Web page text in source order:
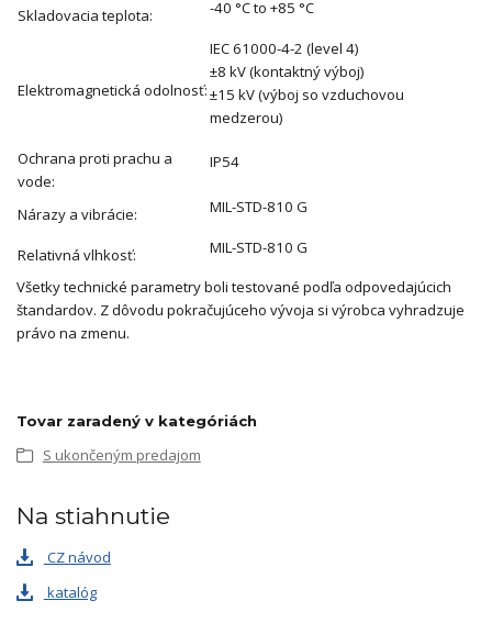
Skladovacia teplota: -40 °C to +85 °C
Elektromagnetická odolnosť:
IEC 61000-4-2 (level 4)
±8 kV (kontaktný výboj)
±15 kV (výboj so vzduchovou
medzerou)
Ochrana proti prachu a
vode:
IP54
Nárazy a vibrácie: MIL-STD-810 G
Relativná vlhkosť:
MIL-STD-810 G
Všetky technické parametry boli testované podľa odpovedajúcich
štandardov. Z dôvodu pokračujúceho vývoja si výrobca vyhradzuje
právo na zmenu.
Tovar zaradený v kategóriách
S ukončeným predajom
Na stiahnutie
CZ návod
katalóg